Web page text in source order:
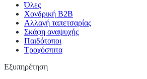
Όλες
Χονδρική Β2Β
Αλλαγή ταπετσαρίας
Σκάφη αναψυχής
Παιδότοποι
Τροχόσπιτα
Εξυπηρέτηση